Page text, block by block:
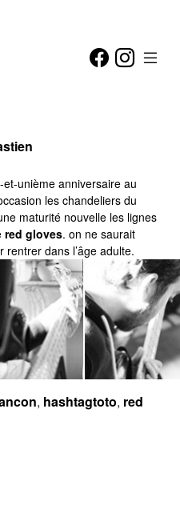
unième anniversaire au
les chandeliers du
maturité nouvelle les lignes
red gloves. on ne saurait
dans l’âge adulte.
, hashtagtoto, red